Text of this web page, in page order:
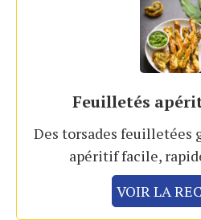
Feuilletés
Des torsades feuilletées
apéritif facile,
VOIR LA